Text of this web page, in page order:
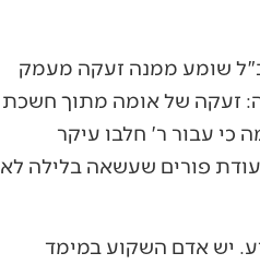
שומע ממנה זעקה מעמק
זעקה של אומה מתוך חשכת
כי עבור ר' חלבו עיקר
פורים שעשאה בלילה לא
יש אדם השקוע במימד